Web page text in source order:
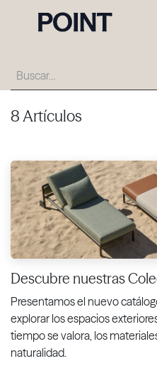
8 Artículos
Descubre nuestras
Presentamos el nuevo
explorar los espacios
tiempo se valora, los
naturalidad.